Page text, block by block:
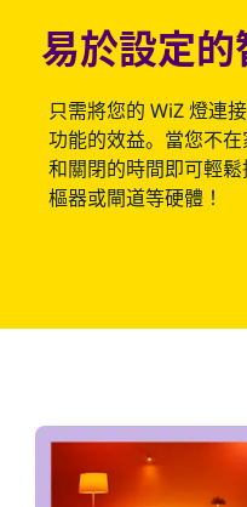
易於設定
只需將您的 WiZ 燈連
功能的效益。當您不
和關閉的時間即可輕
樞器或閘道等硬體！